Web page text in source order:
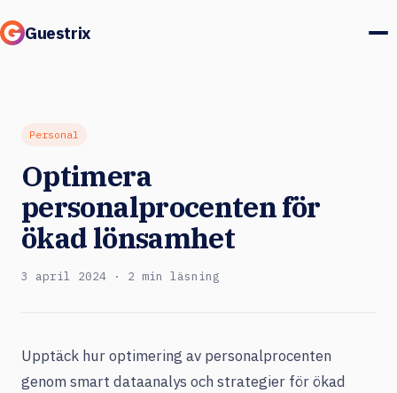
Guestrix
Integrationer
Priser
Kundcase
Gäster & marknad
Boka en demo
Personal
Optimera
personalprocenten för
ökad lönsamhet
3 april 2024 · 2 min läsning
Upptäck hur optimering av personalprocenten
genom smart dataanalys och strategier för ökad